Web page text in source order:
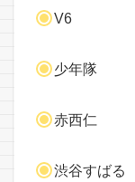
V6
少年隊
赤西仁
渋谷すばる